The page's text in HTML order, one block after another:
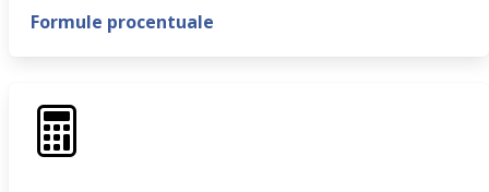
Formule procentuale